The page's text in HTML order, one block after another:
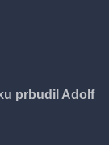
prbudil Adolf